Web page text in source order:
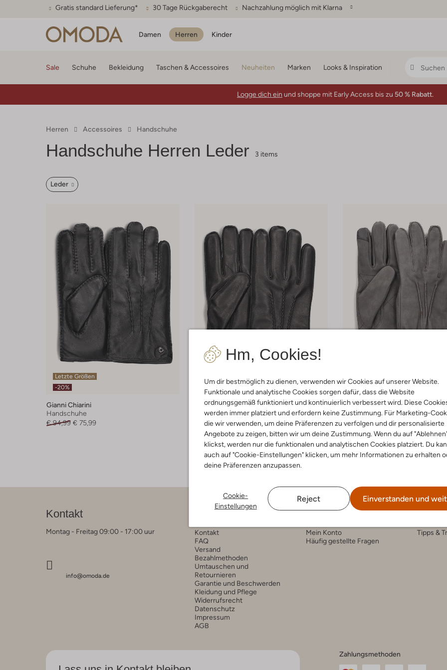
Gratis standard Lieferung* 30 Tage Rückgaberecht Nachzahlung möglich mit Klarna
Damen Herren Kinder
Hm, Cookies!
Um dir bestmöglich zu dienen, verwenden wir Cookies auf unserer Website.
Funktionale und analytische Cookies sorgen dafür, dass die Website
ordnungsgemäß funktioniert und kontinuierlich verbessert wird. Diese
werden immer platziert und erfordern keine Zustimmung. Für Marketing-
die wir verwenden, um deine Präferenzen zu verfolgen und dir personalisierte
Angebote zu zeigen, bitten wir um deine Zustimmung. Wenn du auf
klickst, werden nur die funktionalen und analytischen Cookies platziert. Du
auch auf "Cookie-Einstellungen" klicken, um mehr Informationen zu erhalten
deine Präferenzen anzupassen.
Cookie-
Einstellungen
Reject Einverstanden und
Sale Schuhe Bekleidung Taschen & Accessoires Neuheiten Marken Looks & Inspiration
Logge dich ein und shoppe mit Early Access bis zu 50 % Rabatt.
Herren Accessoires Handschuhe
Handschuhe Herren Leder 3 items
Leder
Letzte Größen
-20%
Gianni Chiarini
Handschuhe
€ 94,99 € 75,99
Gianni Chiarini
Handschuhe
€ 129,99 € 103,99
Ugg
Handschuhe
€ 114,95
Kontakt
Montag - Freitag 09:00 - 17:00 uur
info@omoda.de
Kundenservice
Kontakt
FAQ
Versand
Bezahlmethoden
Umtauschen und
Retournieren
Garantie und Beschwerden
Kleidung und Pflege
Widerrufsrecht
Datenschutz
Impressum
AGB
Account
Mein Konto
Häufig gestellte Fragen
Tipps &
Zahlungsmethoden